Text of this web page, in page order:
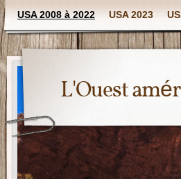
USA 2008 à 2022 USA 2023
L'Ouest